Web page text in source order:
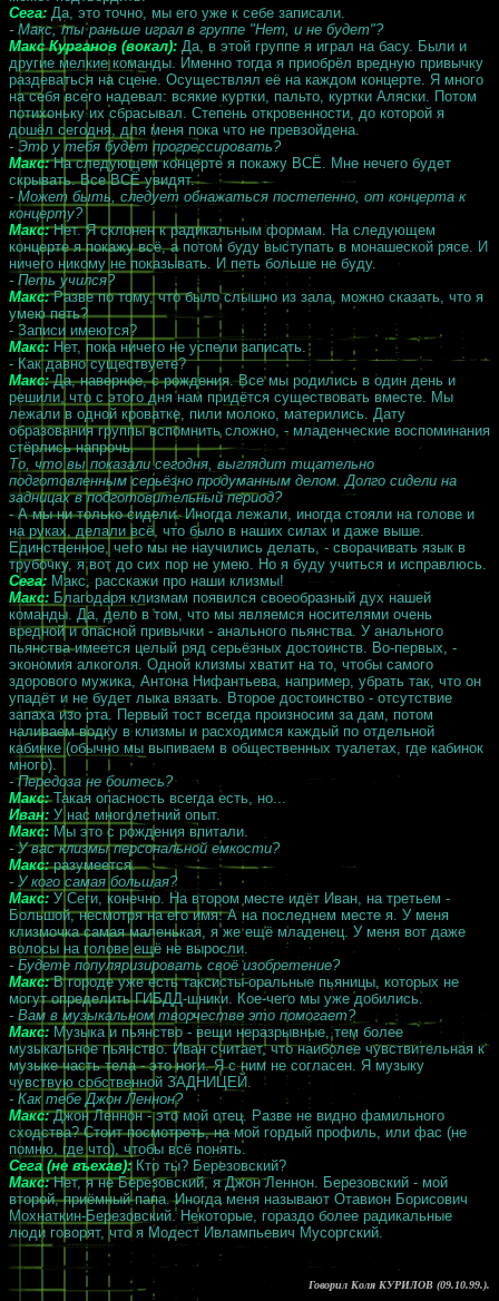
Сега: Да, это точно, мы его уже к себе записали.
- Макс, ты раньше играл в группе "Нет, и не будет"?
Макс Курганов (вокал): Да, в этой группе я играл на басу. Были и
другие мелкие команды. Именно тогда я приобрёл вредную привычку
раздеваться на сцене. Осуществлял её на каждом концерте. Я много
на себя всего надевал: всякие куртки, пальто, куртки Аляски. Потом
потихоньку их сбрасывал. Степень откровенности, до которой я
дошёл сегодня, для меня пока что не превзойдена.
- Это у тебя будет прогрессировать?
Макс:На следующем концерте я покажу ВСЁ. Мне нечего будет
скрывать. Все ВСЁ увидят.
- Может быть, следует обнажаться постепенно, от концерта к
концерту?
Макс:Нет. Я склонен к радикальным формам. На следующем
концерте я покажу всё, а потом буду выступать в монашеской рясе. И
ничего никому не показывать. И петь больше не буду.
- Петь учился?
Макс:Разве по тому, что было слышно из зала, можно сказать, что я
умею петь?
- Записи имеются?
Макс: Нет, пока ничего не успели записать.
- Как давно существуете?
Макс:Да, наверное, с рождения. Все мы родились в один день и
решили, что с этого дня нам придётся существовать вместе. Мы
лежали в одной кроватке, пили молоко, матерились. Дату
образования группы вспомнить сложно, - младенческие воспоминания
стёрлись напрочь.
То, что вы показали сегодня, выглядит тщательно
подготовленным серьёзно продуманным делом. Долго сидели на
задницах в подготовительный период?
- А мы ни только сидели. Иногда лежали, иногда стояли на голове и
на руках, делали всё, что было в наших силах и даже выше.
Единственное, чего мы не научились делать, - сворачивать язык в
трубочку, я вот до сих пор не умею. Но я буду учиться и исправлюсь.
Сега: Макс, расскажи про наши клизмы!
Макс: Благодаря клизмам появился своеобразный дух нашей
команды. Да, дело в том, что мы являемся носителями очень
вредной и опасной привычки - анального пьянства. У анального
пьянства имеется целый ряд серьёзных достоинств. Во-первых, -
экономия алкоголя. Одной клизмы хватит на то, чтобы самого
здорового мужика, Антона Нифантьева, например, убрать так, что он
упадёт и не будет лыка вязать. Второе достоинство - отсутствие
запаха изо рта. Первый тост всегда произносим за дам, потом
наливаем водку в клизмы и расходимся каждый по отдельной
кабинке (обычно мы выпиваем в общественных туалетах, где кабинок
много).
- Передоза не боитесь?
Макс:Такая опасность всегда есть, но...
Иван: У нас многолетний опыт.
Макс: Мы это с рождения впитали.
- У вас клизмы персональной емкости?
Макс:разумеется.
- У кого самая большая?
Макс: У Сеги, конечно. На втором месте идёт Иван, на третьем -
Большой, несмотря на его имя. А на последнем месте я. У меня
клизмочка самая маленькая, я же ещё младенец. У меня вот даже
волосы на голове ещё не выросли.
- Будете популяризировать своё изобретение?
Макс:В городе уже есть таксисты-оральные пьяницы, которых не
могут определить ГИБДД-шники. Кое-чего мы уже добились.
- Вам в музыкальном творчестве это помогает?
Макс: Музыка и пьянство - вещи неразрывные, тем более
музыкальное пьянство. Иван считает, что наиболее чувствительная к
музыке часть тела - это ноги. Я с ним не согласен. Я музыку
чувствую собственной ЗАДНИЦЕЙ.
- Как тебе Джон Леннон?
Макс:Джон Леннон - это мой отец. Разве не видно фамильного
сходства? Стоит посмотреть, на мой гордый профиль, или фас (не
помню, где что), чтобы всё понять.
Сега (не въехав):Кто ты? Березовский?
Макс:Нет, я не Березовский, я Джон Леннон. Березовский - мой
второй, приёмный папа. Иногда меня называют Отавион Борисович
Мохнаткин-Березовский. Некоторые, гораздо более радикальные
люди говорят, что я Модест Ивлампьевич Мусоргский.
Говорил Коля КУРИЛОВ (09.10.99.).